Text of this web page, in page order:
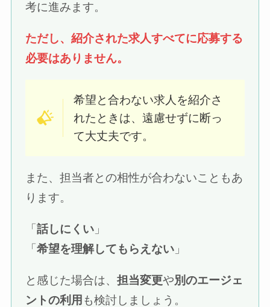
考に進みます。
ただし、紹介された求人すべてに応募する
必要はありません。
希望と合わない求人を紹介さ
れたときは、遠慮せずに断っ
て大丈夫です。
また、担当者との相性が合わないこともあ
ります。
「話しにくい 」
「希望を理解してもらえない 」
と感じた場合は、担当変更や別のエージェ
ントの利用 も検討しましょう。